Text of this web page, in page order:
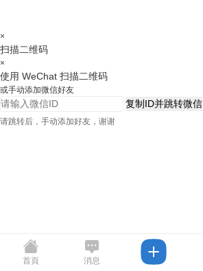
×
扫描二维码
×
使用 WeChat 扫描二维码
或手动添加微信好友
复制ID并跳转微信
请跳转后，手动添加好友，谢谢
首頁 消息